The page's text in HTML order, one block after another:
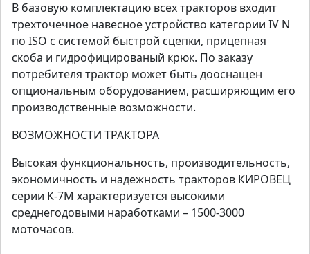
В базовую комплектацию всех тракторов входит
трехточечное навесное устройство категории IV N
по ISO с системой быстрой сцепки, прицепная
скоба и гидрофицированый крюк. По заказу
потребителя трактор может быть дооснащен
опциональным оборудованием, расширяющим его
производственные возможности.
ВОЗМОЖНОСТИ ТРАКТОРА
Высокая функциональность, производительность,
экономичность и надежность тракторов КИРОВЕЦ
серии К-7М характеризуется высокими
среднегодовыми наработками – 1500-3000
моточасов.